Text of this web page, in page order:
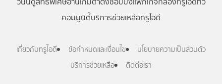
คอมมูนิตี้บริการช่วยเหลือทรูไอดี
เกี่ยวกับทรูไอดี ข้อกำหนดและเงื่อนไข
นโยบายความเป็นส่วนตัว
บริการช่วยเหลือ
ติดต่อเรา